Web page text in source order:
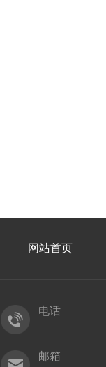
网站首页
电话
邮箱